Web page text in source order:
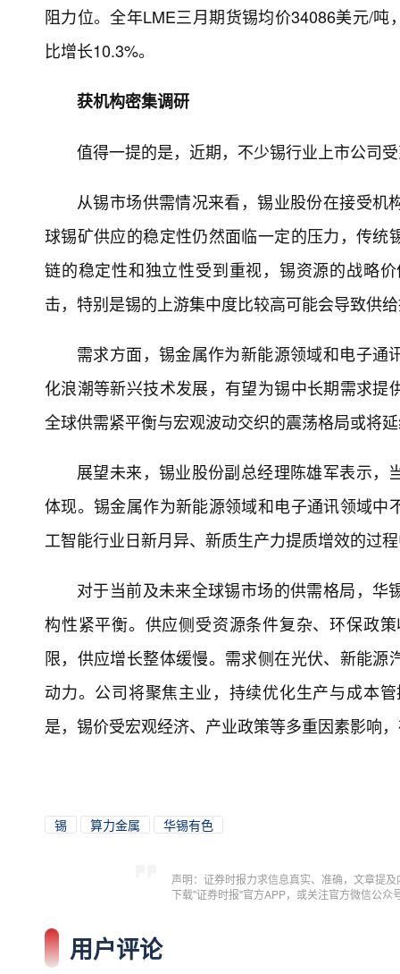
阻力位。全年LME三月期货锡均价34086美元/
比增长10.3%。
获机构密集调研
值得一提的是，近期，不少锡行业上市公司
从锡市场供需情况来看，锡业股份在接受
球锡矿供应的稳定性仍然面临一定的压力，传
链的稳定性和独立性受到重视，锡资源的战略
击，特别是锡的上游集中度比较高可能会导致供
需求方面，锡金属作为新能源领域和电子
化浪潮等新兴技术发展，有望为锡中长期需求
全球供需紧平衡与宏观波动交织的震荡格局或将
展望未来，锡业股份副总经理陈雄军表示
体现。锡金属作为新能源领域和电子通讯领域
工智能行业日新月异、新质生产力提质增效的过
对于当前及未来全球锡市场的供需格局，
构性紧平衡。供应侧受资源条件复杂、环保政
限，供应增长整体缓慢。需求侧在光伏、新能
动力。公司将聚焦主业，持续优化生产与成本
是，锡价受宏观经济、产业政策等多重因素影响
锡 算力金属 华锡有色
声明：证券时报力求信息真实、准确，文章提
下载"证券时报"官方APP，或关注官方微信公
用户评论